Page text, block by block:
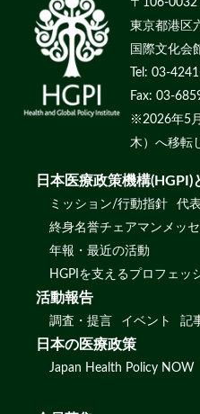
東京都港区
国際文化会
Tel: 03-
Fax: 03-
※2026年5
木）へ移転
日本医療政策機構(HGPI)
ミッション/行動指針
代
終身名誉チェアマンメッ
年報・最近の活動
HGPIを支えるプロフェッ
活動報告
調査・提言 イベント 記
日本の医療政策
Japan Health Policy NOW